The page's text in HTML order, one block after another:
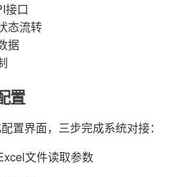
接口
态流转
据
置
置界面，三步完成系统对接：
文件读取参数